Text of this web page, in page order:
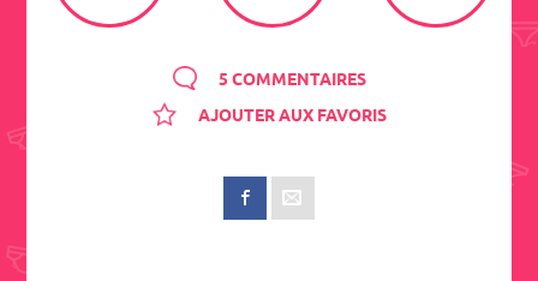
5 COMMENTAIRES
AJOUTER AUX FAVORIS